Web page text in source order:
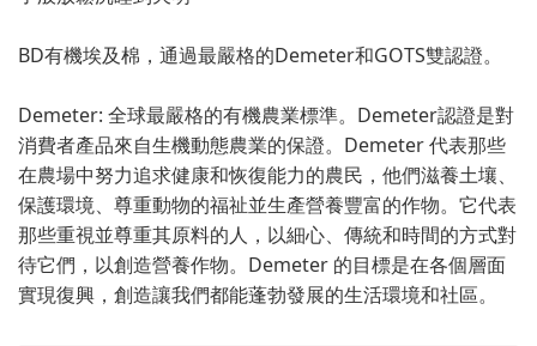
BD有機埃及棉，通過最嚴格的Demeter和GOTS雙認證。
Demeter: 全球最嚴格的有機農業標準。Demeter認證是對
消費者產品來自生機動態農業的保證。Demeter 代表那些
在農場中努力追求健康和恢復能力的農民，他們滋養土壤、
保護環境、尊重動物的福祉並生產營養豐富的作物。它代表
那些重視並尊重其原料的人，以細心、傳統和時間的方式對
待它們，以創造營養作物。Demeter 的目標是在各個層面
實現復興，創造讓我們都能蓬勃發展的生活環境和社區。